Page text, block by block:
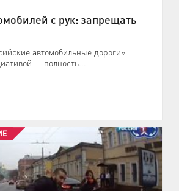
с рук: запрещать
автомобильные дороги»
— полность...